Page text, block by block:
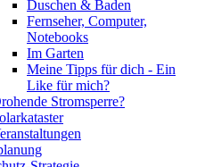
Duschen & Baden
Fernseher, Computer,
Notebooks
Im Garten
Meine Tipps für dich - Ein
Like für mich?
Stromsperre?